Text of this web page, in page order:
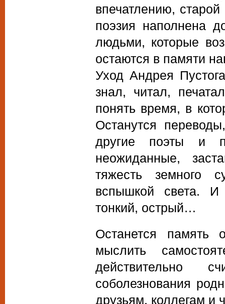
впечатлению,
поэзия наполнена
людьми, которые
остаются в памяти
Уход Андрея
знал, читал,
понять время, в
Останутся
другие поэты и
неожиданные,
тяжесть земного
вспышкой света.
тонкий, острый…
Останется память
мыслить
действительно
соболезнования
друзьям, коллегам и